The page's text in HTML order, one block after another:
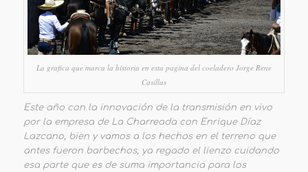
La grafica que marca la historia en esta pagina del coeladero Jorge Rene
Casillas
Este año con la innovación de la transmisión en vivo
por la empresa de La Charreada con Enrique Díaz
Lazcano, bien y vamos a los hechos en el terreno que
antes fueron barbechos, ya regado el lienzo cuidando
esa parte que es de suma importancia para los